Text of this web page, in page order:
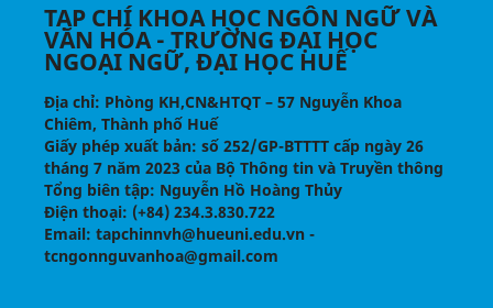
TẠP CHÍ KHOA HỌC NGÔN NGỮ VÀ
VĂN HÓA - TRƯỜNG ĐẠI HỌC
NGOẠI NGỮ, ĐẠI HỌC HUẾ
Địa chỉ: Phòng KH,CN&HTQT – 57 Nguyễn Khoa
Chiêm, Thành phố Huế
Giấy phép xuất bản: số 252/GP-BTTTT cấp ngày 26
tháng 7 năm 2023 của Bộ Thông tin và Truyền thông
Tổng biên tập: Nguyễn Hồ Hoàng Thủy
Điện thoại: (+84) 234.3.830.722
Email: tapchinnvh@hueuni.edu.vn -
tcngonnguvanhoa@gmail.com